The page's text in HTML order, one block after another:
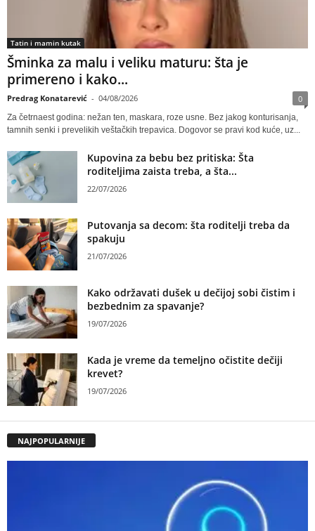
Tatin i mamin kutak
Šminka za malu i veliku maturu: šta je
primereno i kako...
Predrag Konatarević - 04/08/2026 0
Za četrnaest godina: nežan ten, maskara, roze usne. Bez jakog konturisanja,
tamnih senki i prevelikih veštačkih trepavica. Dogovor se pravi kod kuće, uz...
Kupovina za bebu bez pritiska: Šta
roditeljima zaista treba, a šta...
22/07/2026
Putovanja sa decom: šta roditelji treba da
spakuju
21/07/2026
Kako održavati dušek u dečijoj sobi čistim i
bezbednim za spavanje?
19/07/2026
Kada je vreme da temeljno očistite dečiji
krevet?
19/07/2026
NAJPOPULARNIJE